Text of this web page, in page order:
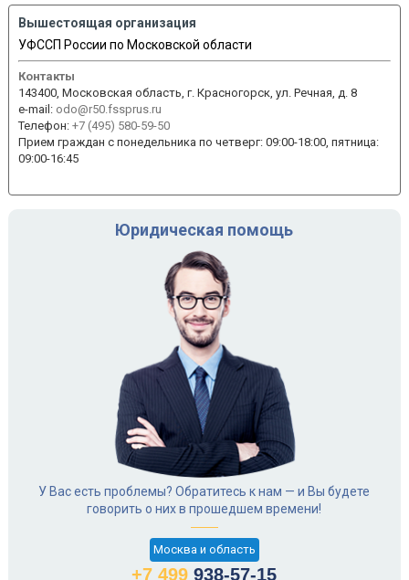
Вышестоящая организация
УФССП России по Московской области
Контакты
143400, Московская область, г. Красногорск, ул. Речная, д. 8
e-mail:odo@r50.fssprus.ru
Телефон:+7 (495) 580-59-50
Прием граждан с понедельника по четверг: 09:00-18:00, пятница:
09:00-16:45
Юридическая помощь
У Вас есть проблемы? Обратитесь к нам — и Вы будете
говорить о них в прошедшем времени!
Москва и область
+7 499 938-57-15